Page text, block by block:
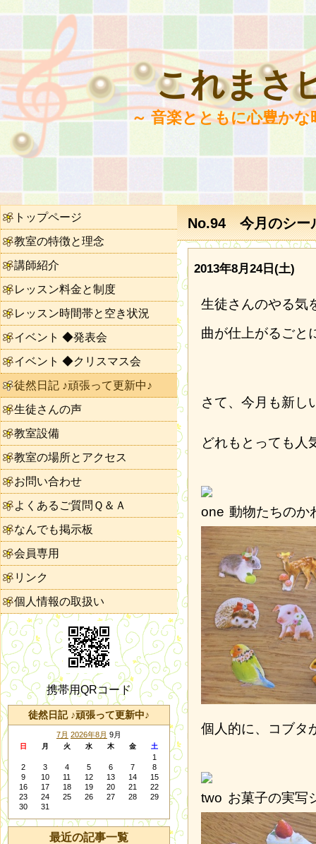
これまさ
～ 音楽とともに心豊か
No.94 今月のシー
2013年8月24日(土)
生徒さんのやる気
曲が仕上がるごと
さて、今月も新し
どれもとっても人
動物たちのか
個人的に、コブタ
お菓子の実写
トップページ
教室の特徴と理念
講師紹介
レッスン料金と制度
レッスン時間帯と空き状況
イベント ◆発表会
イベント ◆クリスマス会
徒然日記 ♪頑張って更新中♪
生徒さんの声
教室設備
教室の場所とアクセス
お問い合わせ
よくあるご質問Ｑ＆Ａ
なんでも掲示板
会員専用
リンク
個人情報の取扱い
携帯用QRコード
徒然日記 ♪頑張って更新中♪
7月 2026年8月 9月
日 月 火 水 木 金 土
1
2
3 4 5 6 7
8
9
10 11 12 13 14
15
16
17 18 19 20 21
22
23
24 25 26 27 28
29
30
31
最近の記事一覧